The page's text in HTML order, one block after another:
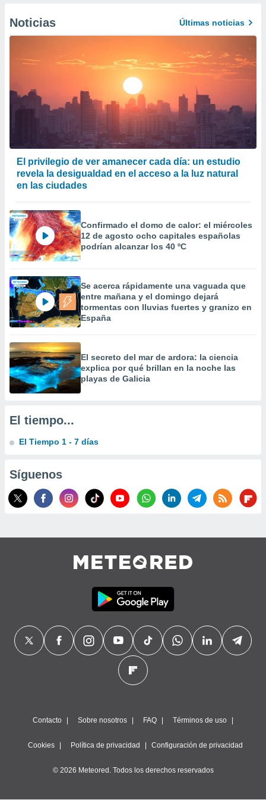
en
un
o acceder
perfiles
utilizar
crear un
uso de
contenido
medir el
de la
el
del
o a través
de
uso de
con el
de
Noticias Últimas noticias
El privilegio de ver amanecer cada día: un estudio
revela la desigualdad en el acceso a la luz natural
en las ciudades
Confirmado el domo de calor: el miércoles
12 de agosto ocho capitales españolas
podrían alcanzar los 40 ºC
Se acerca rápidamente una vaguada que
entre mañana y el domingo dejará
tormentas con lluvias fuertes y granizo en
España
El secreto del mar de ardora: la ciencia
explica por qué brillan en la noche las
playas de Galicia
El tiempo...
El Tiempo 1 - 7 días
Síguenos
Contacto Sobre nosotros FAQ Términos de uso
Cookies Política de privacidad Configuración de privacidad
© 2026 Meteored. Todos los derechos reservados